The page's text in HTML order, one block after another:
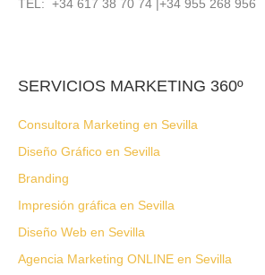
TEL: +34 617 38 70 74 |+34 955 268 956
SERVICIOS MARKETING 360º
Consultora Marketing en Sevilla
Diseño Gráfico en Sevilla
Branding
Impresión gráfica en Sevilla
Diseño Web en Sevilla
Agencia Marketing ONLINE en Sevilla